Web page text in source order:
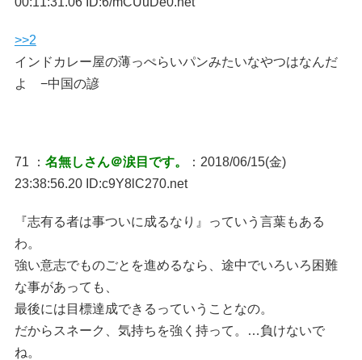
>>2
インドカレー屋の薄っぺらいパンみたいなやつはなんだ
よ −中国の諺
71 ： 名無しさん＠涙目です。
：2018/06/15(金)
23:38:56.20 ID:c9Y8lC270.net
『志有る者は事ついに成るなり』っていう言葉もある
わ。
強い意志でものごとを進めるなら、途中でいろいろ困難
な事があっても、
最後には目標達成できるっていうことなの。
だからスネーク、気持ちを強く持って。…負けないで
ね。